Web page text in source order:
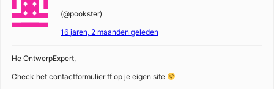
(@pookster)
16 jaren, 2 maanden geleden
He OntwerpExpert,
Check het contactformulier ff op je eigen site